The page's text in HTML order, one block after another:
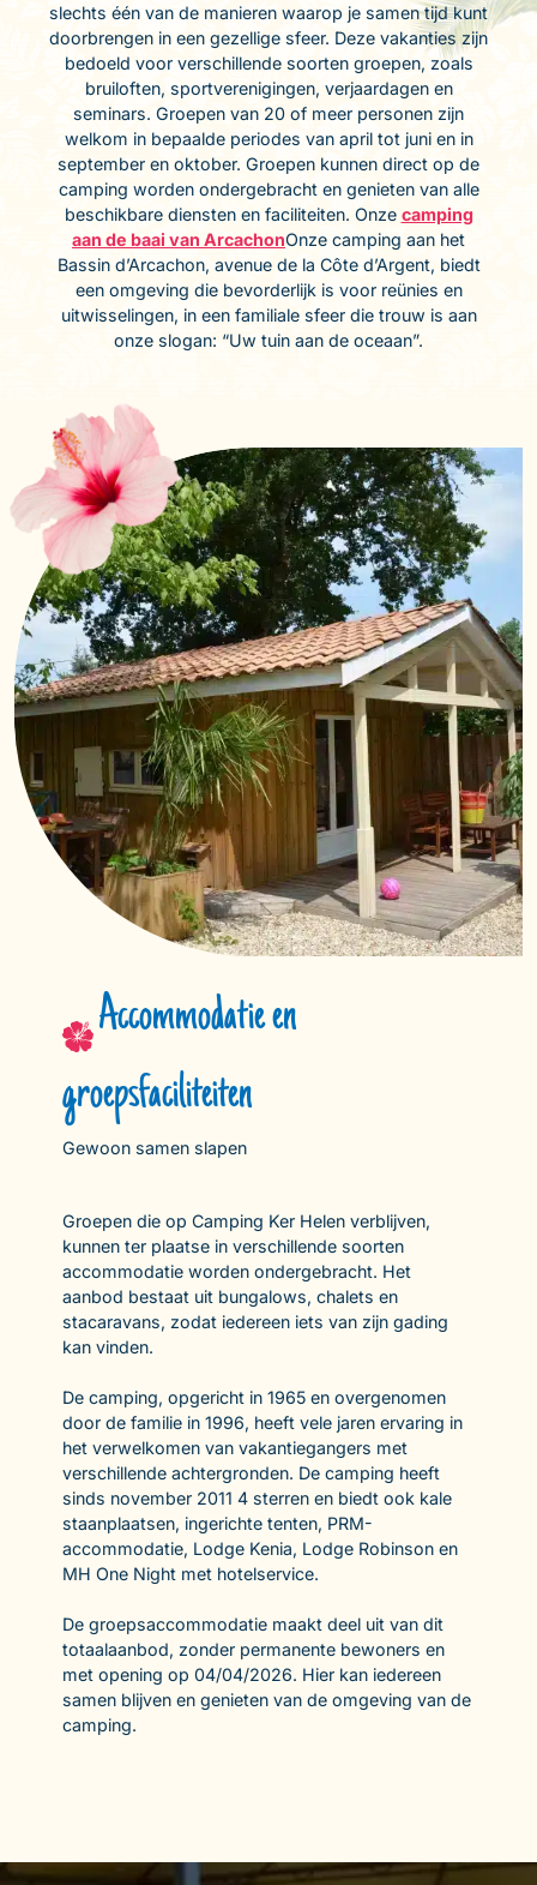
slechts één van de manieren waarop je samen tijd kunt
doorbrengen in een gezellige sfeer. Deze vakanties zijn
bedoeld voor verschillende soorten groepen, zoals
bruiloften, sportverenigingen, verjaardagen en
seminars. Groepen van 20 of meer personen zijn
welkom in bepaalde periodes van april tot juni en in
september en oktober. Groepen kunnen direct op de
camping worden ondergebracht en genieten van alle
beschikbare diensten en faciliteiten. Onze camping
aan de baai van ArcachonOnze camping aan het
Bassin d’Arcachon, avenue de la Côte d’Argent, biedt
een omgeving die bevorderlijk is voor reünies en
uitwisselingen, in een familiale sfeer die trouw is aan
onze slogan: “Uw tuin aan de oceaan”.
Accommodatie en
groepsfaciliteiten
Gewoon samen slapen
Groepen die op Camping Ker Helen verblijven,
kunnen ter plaatse in verschillende soorten
accommodatie worden ondergebracht. Het
aanbod bestaat uit bungalows, chalets en
stacaravans, zodat iedereen iets van zijn gading
kan vinden.
De camping, opgericht in 1965 en overgenomen
door de familie in 1996, heeft vele jaren ervaring in
het verwelkomen van vakantiegangers met
verschillende achtergronden. De camping heeft
sinds november 2011 4 sterren en biedt ook kale
staanplaatsen, ingerichte tenten, PRM-
accommodatie, Lodge Kenia, Lodge Robinson en
MH One Night met hotelservice.
De groepsaccommodatie maakt deel uit van dit
totaalaanbod, zonder permanente bewoners en
met opening op 04/04/2026. Hier kan iedereen
samen blijven en genieten van de omgeving van de
camping.